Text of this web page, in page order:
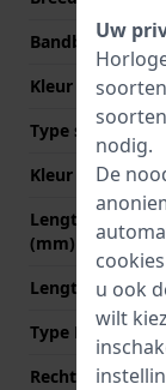
Bandbreedte
Kleur Band
Type sluiting
Kleur sluiting
Lengte band op
(mm)
Lengte band
Type
Rechte aanzet
Uw
soorten
nodig.
De
u ook
wilt